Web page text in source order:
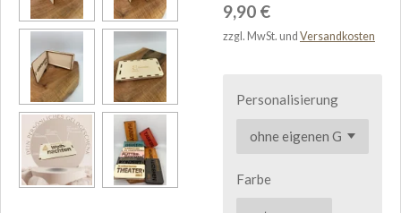
9,90 €
zzgl. MwSt. und Versandkosten
Personalisierung
Farbe